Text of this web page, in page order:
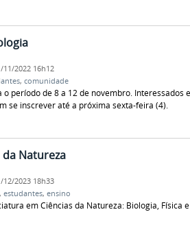
11/2022 16h12
, comunidade
período de 8 a 12 de novembro. Interessados
se inscrever até a próxima sexta-feira (4).
da Natureza
12/2023 18h33
estudantes, ensino
em Ciências da Natureza: Biologia, Física